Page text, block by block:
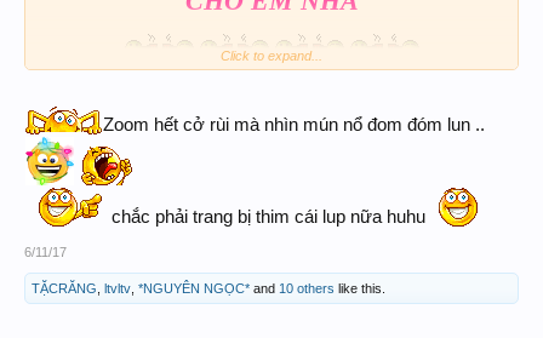
để xem chi tiết vì hình hơi nhỏ
View attachment 119325
Click to expand...
Zoom hết cở rùi mà nhìn mún nổ đom đóm lun ..
chắc phải trang bị thim cái lup nữa huhu
6/11/17
TẶCRĂNG ltvltv *NGUYÊN NGỌC* and 10 others like this.